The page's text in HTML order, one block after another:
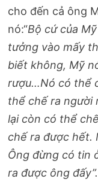
cho đến cả ông
nó:“Bộ cứ của
tưởng vào mấy
biết không, Mỹ
rượu…Nó có thể
thể chế ra người
lại còn có thể
chế ra được hết.
Ông đừng có tin
ra được ông đấy”.